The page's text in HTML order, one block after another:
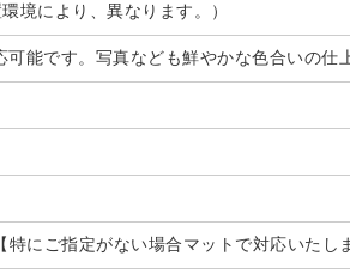
境により、異なります。）
能です。写真なども鮮やかな色合いの仕
にご指定がない場合マットで対応いたし